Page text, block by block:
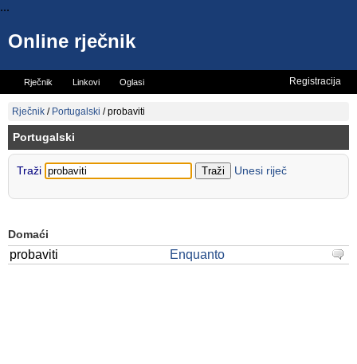
...
Online rječnik
Rječnik Linkovi Oglasi
Vicevi
Registracija
Rječnik / Portugalski /probaviti
Portugalski
Traži Unesi riječ
Domaći
probaviti Enquanto